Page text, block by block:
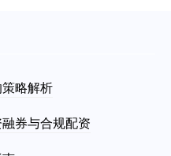
略解析
券与合规配资